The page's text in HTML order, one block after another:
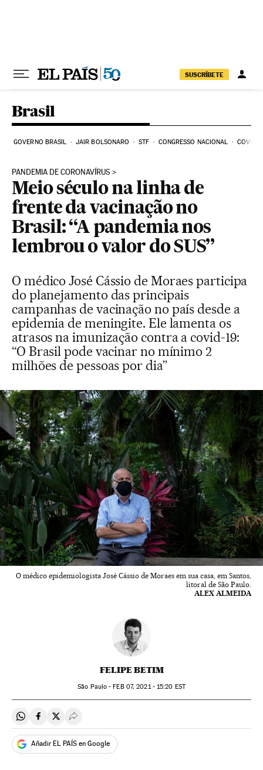
SUSCRÍBETE
Brasil
GOVERNO BRASIL JAIR BOLSONARO STF CONGRESSO NACIONAL COVID-
PANDEMIA DE CORONAVÍRUS
Meio século na linha de
frente da vacinação no
Brasil: “A pandemia nos
lembrou o valor do SUS”
O médico José Cássio de Moraes participa
do planejamento das principais
campanhas de vacinação no país desde a
epidemia de meningite. Ele lamenta os
atrasos na imunização contra a covid-19:
“O Brasil pode vacinar no mínimo 2
milhões de pessoas por dia”
O médico epidemiologista José Cássio de Moraes em sua casa, em Santos,
litoral de São Paulo.
ALEX ALMEIDA
FELIPE BETIM
São Paulo -FEB07, 2021 - 15:20 EST
Compartir en Whatsapp
Compartir en Facebook
Compartir en Twitter
Desplegar Redes Sociales
Añadir EL PAÍS en Google